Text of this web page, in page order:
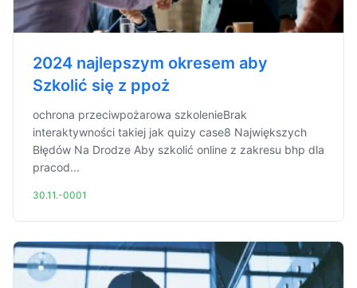
2024 najlepszym okresem aby
Szkolić się z ppoż
ochrona przeciwpożarowa szkolenieBrak
interaktywności takiej jak quizy case8 Największych
Błędów Na Drodze Aby szkolić online z zakresu bhp dla
pracod...
30.11.-0001